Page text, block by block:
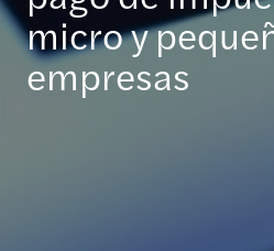
micro y
empresas